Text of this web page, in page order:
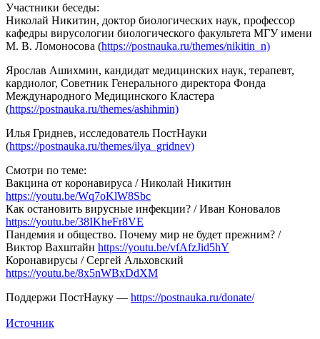
Участники беседы:
Николай Никитин, доктор биологических наук, профессор
кафедры вирусологии биологического факультета МГУ имени
М. В. Ломоносова (https://postnauka.ru/themes/nikitin_n)
Ярослав Ашихмин, кандидат медицинских наук, терапевт,
кардиолог, Советник Генерального директора Фонда
Международного Медицинского Кластера
(https://postnauka.ru/themes/ashihmin)
Илья Гриднев, исследователь ПостНауки
(https://postnauka.ru/themes/ilya_gridnev)
Смотри по теме:
Вакцина от коронавируса / Николай Никитин
https://youtu.be/Wq7oKlW8Sbc
Как остановить вирусные инфекции? / Иван Коновалов
https://youtu.be/38IKheFr8VE
Пандемия и общество. Почему мир не будет прежним? /
Виктор Вахштайн https://youtu.be/vfAfzJid5hY
Коронавирусы / Сергей Альховский
https://youtu.be/8x5nWBxDdXM
Поддержи ПостНауку — https://postnauka.ru/donate/
Источник